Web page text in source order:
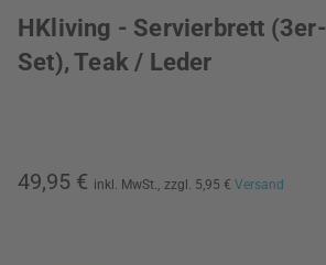
HKliving - Servierbrett (3er-
Set), Teak / Leder
49,95 € inkl. MwSt., zzgl. 5,95 € Versand